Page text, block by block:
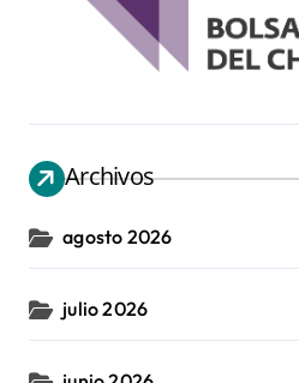
Archivos
agosto 2026
julio 2026